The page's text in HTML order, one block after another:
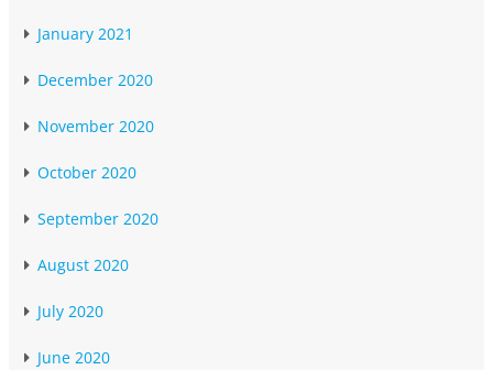
January 2021
December 2020
November 2020
October 2020
September 2020
August 2020
July 2020
June 2020